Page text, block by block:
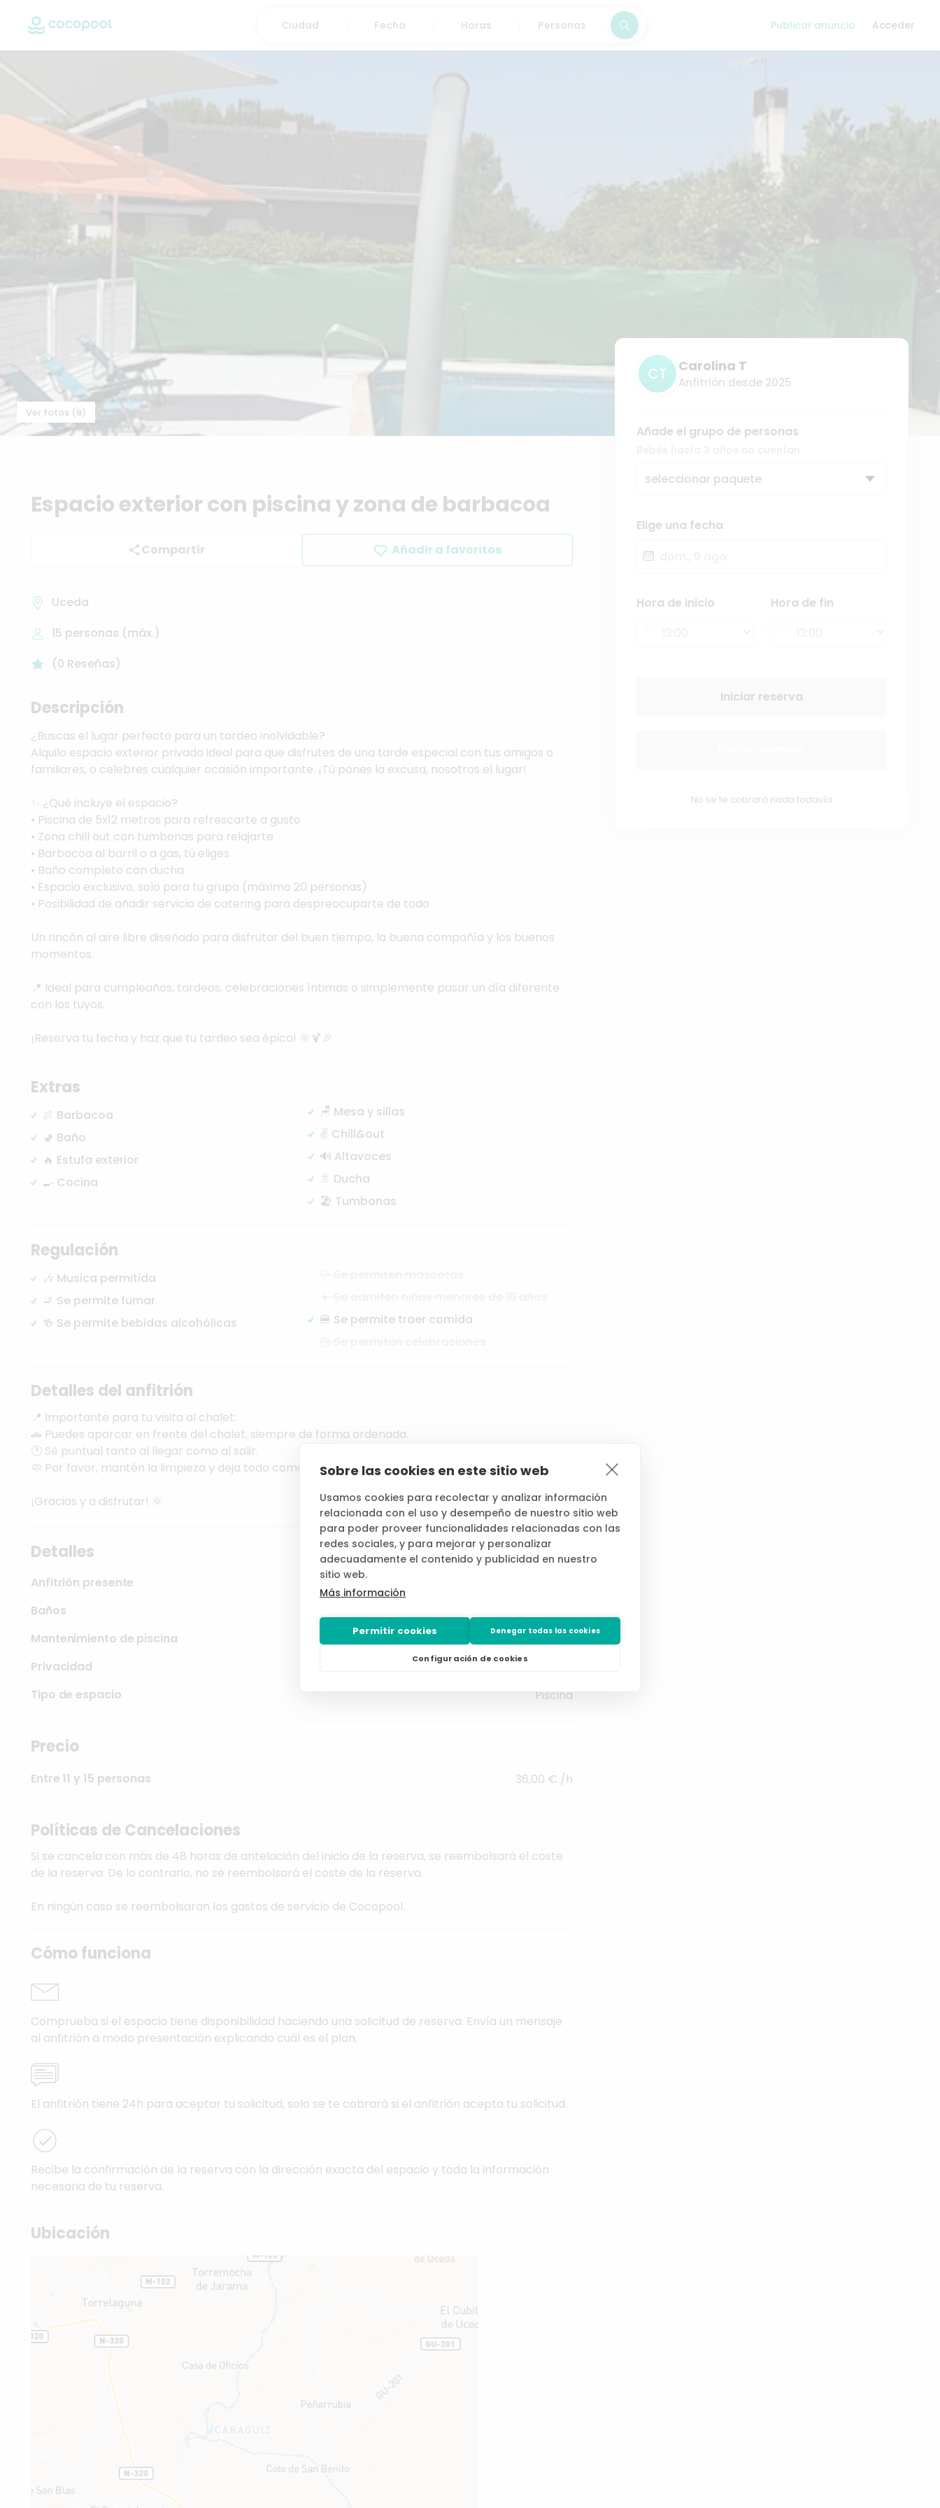
Sobre las cookies en este sitio web
Usamos cookies para recolectar y analizar información
relacionada con el uso y desempeño de nuestro sitio web
para poder proveer funcionalidades relacionadas con las
redes sociales, y para mejorar y personalizar
adecuadamente el contenido y publicidad en nuestro
sitio web.
Más información
Permitir cookies Denegar todas las cookies
Configuración de cookies
Fecha Horas Personas Buscar Publicar anuncio Acceder
Ver fotos (8)
Espacioexteriorcon piscinayzona de barbacoa
Compartir Añadir a favoritos
Uceda
15 personas (máx.)
(0 Reseñas)
Descripción
¿Buscas el lugar perfecto para un tardeo inolvidable?
Alquilo espacio exterior privado ideal para que disfrutes de una tarde especial con tus amigos o
familiares, o celebres cualquier ocasión importante. ¡Tú pones la excusa, nosotros el lugar!
¿Qué incluye el espacio?
• Piscina de 5x12 metros para refrescarte a gusto
• Zona chill out con tumbonas para relajarte
• Barbacoa al barril o a gas, tú eliges
• Baño completo con ducha
• Espacio exclusivo, solo para tu grupo (máximo 20 personas)
• Posibilidad de añadir servicio de catering para despreocuparte de todo
Un rincón al aire libre diseñado para disfrutar del buen tiempo, la buena compañía y los buenos
momentos.
📍 Ideal para cumpleaños, tardeos, celebraciones íntimas o simplemente pasar un día diferente
con los tuyos.
¡Reserva tu fecha y haz que tu tardeo sea épico! 🌞🍹🎉
Extras
🍖 Barbacoa
🚽 Baño
🔥 Estufa exterior
🍳 Cocina
🪑 Mesa y sillas
✌️ Chill&out
🔊 Altavoces
🚿 Ducha
🏖️ Tumbonas
Regulación
🎶 Musica permitida
🚬 Se permite fumar
🍻 Se permite bebidas alcohólicas
🍔 Se permite traer comida
Detalles del anfitrión
📍 Importante para tu visita al chalet:
🚗 Puedes aparcar en frente del chalet, siempre de forma ordenada.
🕐 Sé puntual tanto al llegar como al salir.
🧼 Por favor, mantén la limpieza y deja todo como encontraste.
¡Gracias y a disfrutar! 🌞
Detalles
Anfitrión presente
Baños
Mantenimiento de piscina
Sal
Privacidad
Mucha - Los vecinos no ven la piscina
Tipo de espacio
Piscina
Precio
Entre 11 y 15 personas 36,00 € /h
Políticas de Cancelaciones
Si se cancela con más de 48 horas de antelación del inicio de la reserva, se reembolsará el coste
de la reserva. De lo contrario, no se reembolsará el coste de la reserva.
En ningún caso se reembolsaran los gastos de servicio de Cocopool.
Cómo funciona
Comprueba si el espacio tiene disponibilidad haciendo una solicitud de reserva. Envía un mensaje
al anfitrión a modo presentación explicando cuál es el plan.
El anfitrión tiene 24h para aceptar tu solicitud, solo se te cobrará si el anfitrión acepta tu solicitud.
Recibe la confirmación de la reserva con la dirección exacta del espacio y toda la información
necesaria de tu reserva.
Ubicación
CT Carolina T
Anfitrión desde 2025
Añade el grupo de personas
seleccionar paquete
Elige una fecha
Hora de inicio
Hora de fin
Iniciar reserva
No se te cobrará nada todavía